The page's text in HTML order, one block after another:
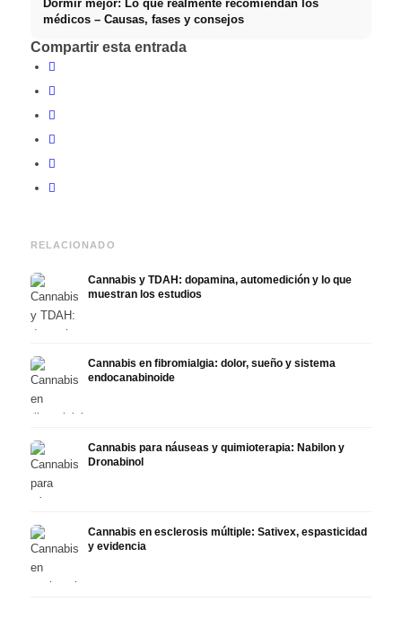
Dormir mejor: Lo que realmente recomiendan los
médicos – Causas, fases y consejos
Compartir esta entrada
RELACIONADO
Cannabis y TDAH: dopamina, automedición y lo que
muestran los estudios
Cannabis en fibromialgia: dolor, sueño y sistema
endocanabinoide
Cannabis para náuseas y quimioterapia: Nabilon y
Dronabinol
Cannabis en esclerosis múltiple: Sativex, espasticidad
y evidencia